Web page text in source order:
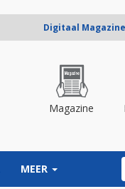
Digitaal Magazine
Magazine
MEER